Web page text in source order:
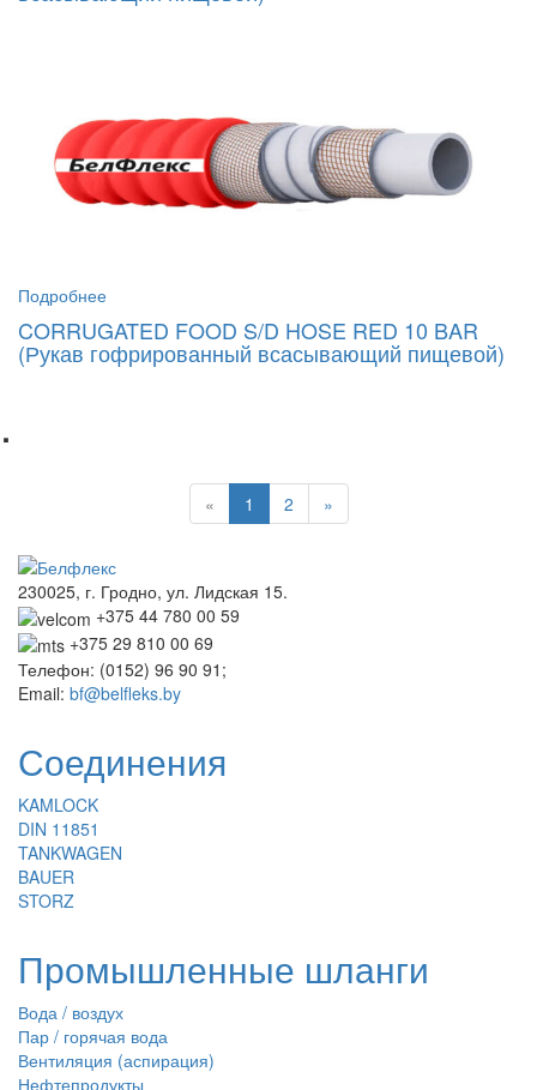
Подробнее
CORRUGATED FOOD S/D HOSE RED 10 BAR
(Рукав гофрированный всасывающий пищевой)
.
« 1 2 »
230025, г. Гродно, ул. Лидская 15.
+375 44 780 00 59
+375 29 810 00 69
Телефон: (0152) 96 90 91;
Email: bf@belfleks.by
Соединения
KAMLOCK
DIN 11851
TANKWAGEN
BAUER
STORZ
Промышленные шланги
Вода / воздух
Пар / горячая вода
Вентиляция (аспирация)
Нефтепродукты